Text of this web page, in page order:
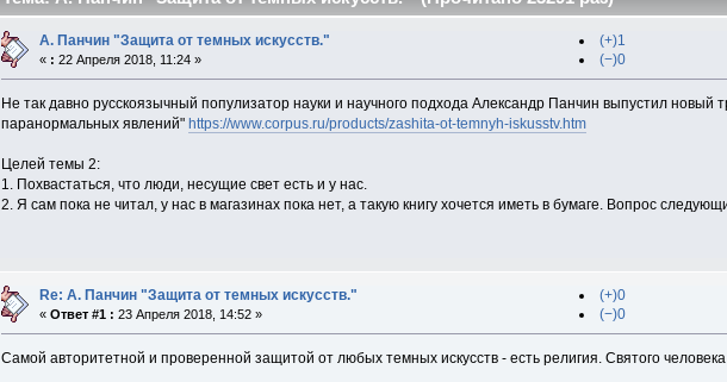
А. Панчин "Защита от темных искусств."
« : 22 Апреля 2018, 11:24 »
(+)1
(−)0
Не так давно русскоязычный популизатор науки и научного подхода Александр Панчин выпустил новый
паранормальных явлений" https://www.corpus.ru/products/zashita-ot-temnyh-iskusstv.htm
Целей темы 2:
1. Похвастаться, что люди, несущие свет есть и у нас.
2. Я сам пока не читал, у нас в магазинах пока нет, а такую книгу хочется иметь в бумаге. Вопрос
Re: А. Панчин "Защита от темных искусств."
«Ответ #1 : 23 Апреля 2018, 14:52 »
(+)0
(−)0
Самой авторитетной и проверенной защитой от любых темных искусств - есть религия. Святого